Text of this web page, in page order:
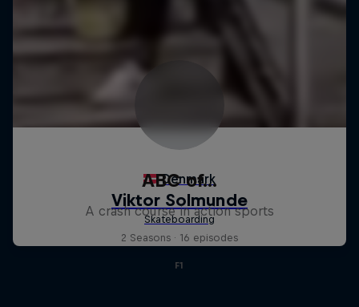
ABC of...
A crash course in action sports
2 Seasons · 16 episodes
F1